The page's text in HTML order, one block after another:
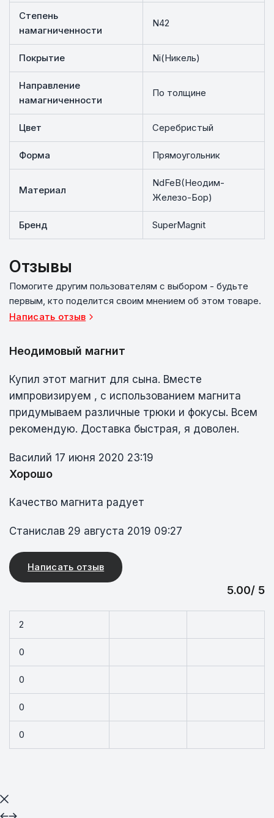
Степень
намагниченности
N42
Покрытие Ni(Никель)
Направление
намагниченности
По толщине
Цвет Серебристый
Форма Прямоугольник
Материал
NdFeB(Неодим-
Железо-Бор)
Бренд SuperMagnit
Отзывы
Помогите другим пользователям с выбором - будьте
первым, кто поделится своим мнением об этом товаре.
Написать отзыв
Неодимовый магнит
Купил этот магнит для сына. Вместе
импровизируем , с использованием магнита
придумываем различные трюки и фокусы. Всем
рекомендую. Доставка быстрая, я доволен.
Василий 17 июня 2020 23:19
Хорошо
Качество магнита радует
Станислав 29 августа 2019 09:27
Написать отзыв
5.00/ 5
2
0
0
0
0